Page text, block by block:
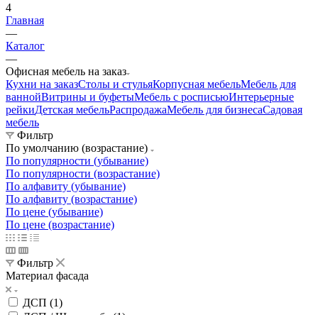
4
Главная
—
Каталог
—
Офисная мебель на заказ
Кухни на заказСтолы и стульяКорпусная мебельМебель для
ваннойВитрины и буфетыМебель с росписьюИнтерьерные
рейкиДетская мебельРаспродажаМебель для бизнесаСадовая
мебель
Фильтр
По умолчанию (возрастание)
По популярности (убывание)
По популярности (возрастание)
По алфавиту (убывание)
По алфавиту (возрастание)
По цене (убывание)
По цене (возрастание)
Фильтр
Материал фасада
ДСП (1)